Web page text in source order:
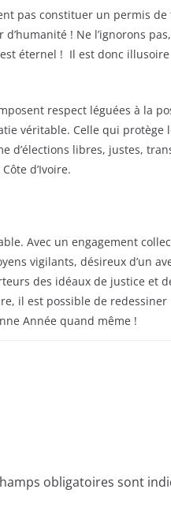
pas constituer un permis
! Ne l’ignorons pas,
éternel ! Il est donc
respect léguées à la
véritable. Celle qui
d’élections libres, justes,
d’Ivoire.
Avec un engagement
vigilants, désireux d’un
des idéaux de justice et
il est possible de redessiner
Année quand même !
obligatoires sont